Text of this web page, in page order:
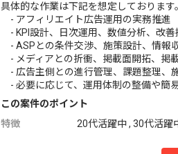
具体的な作業は下記を想定しております
- アフィリエイト広告運用の実務推進
- KPI設計、日次運用、数値分析、改善
- ASPとの条件交渉、施策設計、情報
- メディアとの折衝、掲載面開拓、掲
- 広告主側との進行管理、課題整理、
- 必要に応じて、運用体制の整備や簡
この案件のポイント
特徴
20代活躍中 , 30代活躍